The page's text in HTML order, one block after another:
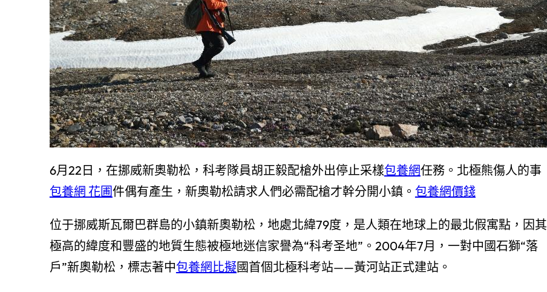
6月22日，在挪威新奧勒松，科考隊員胡正毅配槍外出停止采樣包養網任務。北極熊傷人的事
包養網 花圃件偶有產生，新奧勒松請求人們必需配槍才幹分開小鎮。 包養網價錢
位于挪威斯瓦爾巴群島的小鎮新奧勒松，地處北緯79度，是人類在地球上的最北假寓點，因其
極高的緯度和豐盛的地質生態被極地迷信家譽為“科考圣地”。2004年7月，一對中國石獅“落
戶”新奧勒松，標志著中包養網比擬國首個北極科考站——黃河站正式建站。